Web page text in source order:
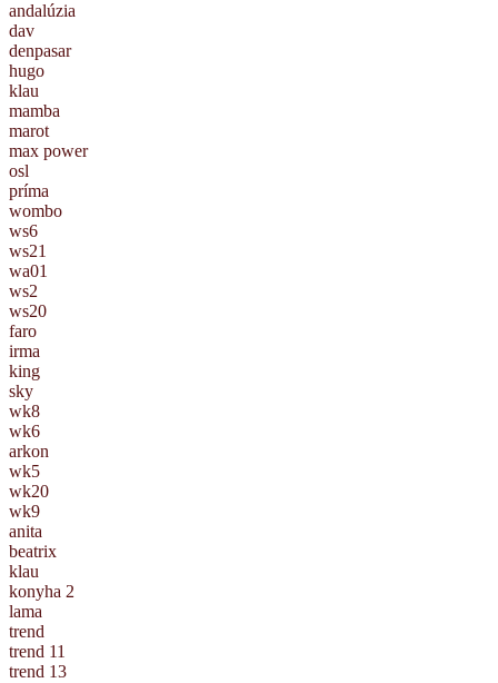
andalúzia
dav
denpasar
hugo
klau
mamba
marot
max power
osl
príma
wombo
ws6
ws21
wa01
ws2
ws20
faro
irma
king
sky
wk8
wk6
arkon
wk5
wk20
wk9
anita
beatrix
klau
konyha 2
lama
trend
trend 11
trend 13